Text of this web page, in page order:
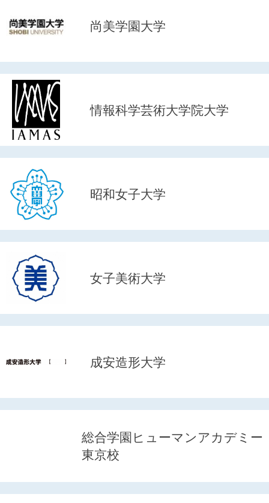
尚美学園大学
情報科学芸術大学院大学
昭和女子大学
女子美術大学
成安造形大学
総合学園ヒューマンアカデミー
東京校